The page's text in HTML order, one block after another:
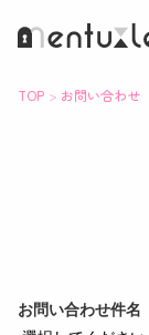
TOP お問い合わせ